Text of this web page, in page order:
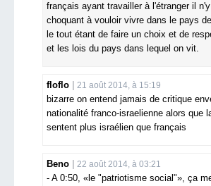
français ayant travailler à l'étranger il
choquant à vouloir vivre dans le pays
le tout étant de faire un choix et de
et les lois du pays dans lequel on vit.
floflo 21 août 2014, à 15:19
bizarre on entend jamais de critique
nationalité franco-israelienne alors que
sentent plus israélien que français
Beno 22 août 2014, à 03:21
- A 0:50, «le "patriotisme social"», ça